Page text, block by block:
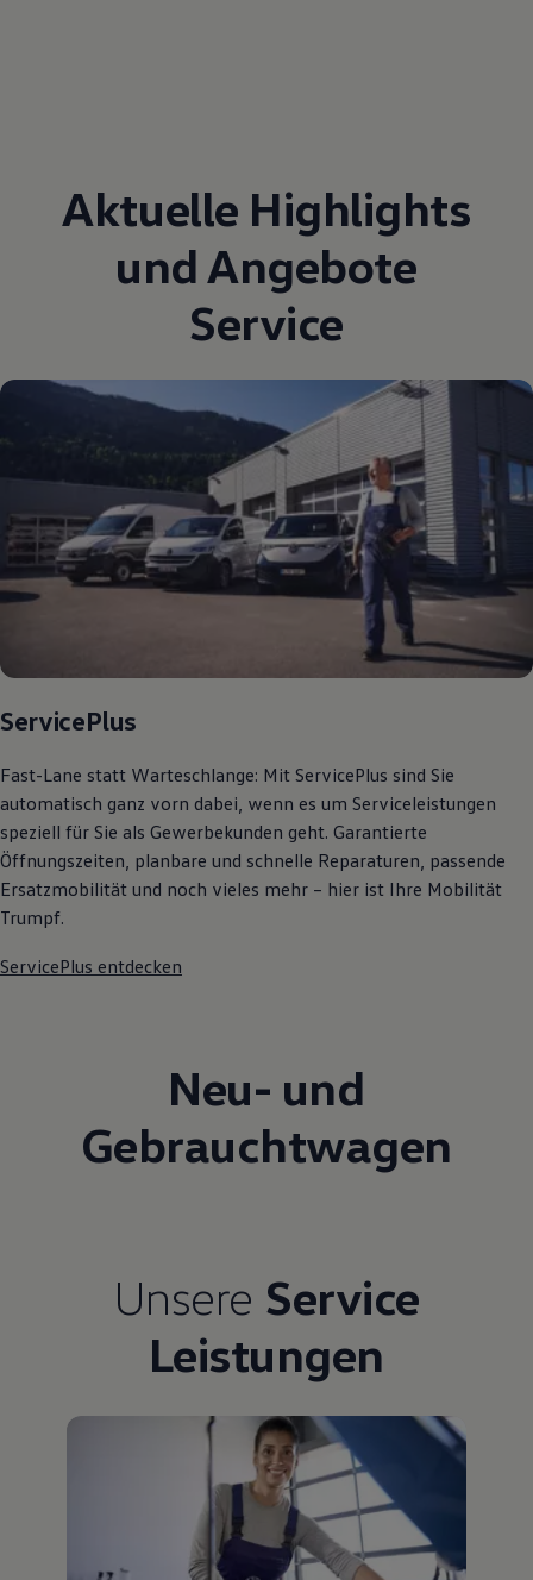
Aktuelle Highlights
und Angebote
Service
ServicePlus
Fast-Lane statt Warteschlange: Mit ServicePlus sind Sie
automatisch ganz vorn dabei, wenn es um Serviceleistungen
speziell für Sie als Gewerbekunden geht. Garantierte
Öffnungszeiten, planbare und schnelle Reparaturen, passende
Ersatzmobilität und noch vieles mehr – hier ist Ihre Mobilität
Trumpf.
ServicePlus entdecken
Neu- und
Gebrauchtwagen
Unsere Service
Leistungen